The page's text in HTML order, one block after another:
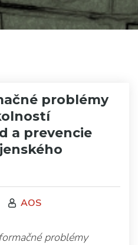
problémy
a prevencie
AOS
problémy